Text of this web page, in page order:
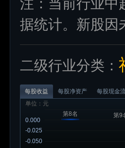
据统计。新股因
二级行业分类：
每股收益 每股净资产 每股现金
单位：元
-0.050
-0.025
0.000
第8名
第9